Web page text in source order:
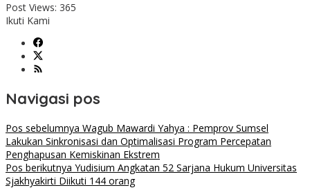
Post Views: 365
Ikuti Kami
Navigasi pos
Pos sebelumnya Wagub Mawardi Yahya : Pemprov Sumsel
Lakukan Sinkronisasi dan Optimalisasi Program Percepatan
Penghapusan Kemiskinan Ekstrem
Pos berikutnya Yudisium Angkatan 52 Sarjana Hukum Universitas
Sjakhyakirti Diikuti 144 orang